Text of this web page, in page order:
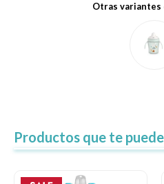
Otras variantes
Productos que te
Estimulación primera infancia
Bolsos y mochilas maternales